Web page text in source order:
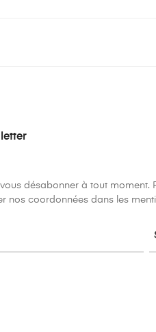
désabonner à tout moment.
nos coordonnées dans les